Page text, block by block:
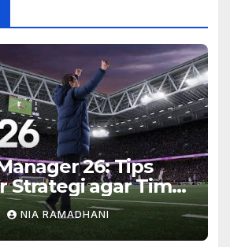
26: Tips
Strategi agar Tim
NIA RAMADHANI